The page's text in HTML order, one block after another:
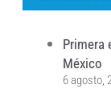
Primera
México
6 agosto,